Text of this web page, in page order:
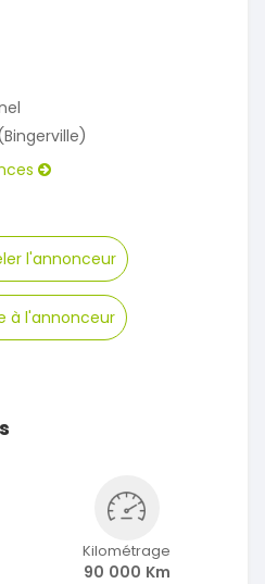
l'annonceur
à l'annonceur
Kilométrage
90 000 Km